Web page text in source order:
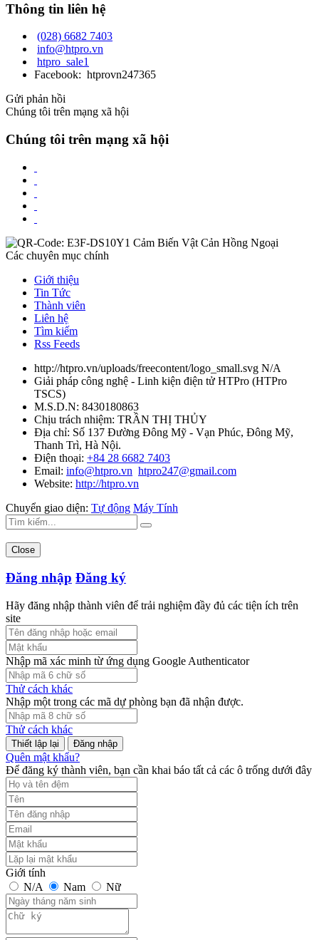
Thông tin liên hệ
(028) 6682 7403
info@htpro.vn
htpro_sale1
Facebook: htprovn247365
Gửi phản hồi
Chúng tôi trên mạng xã hội
Chúng tôi trên mạng xã hội
Các chuyên mục chính
Giới thiệu
Tin Tức
Thành viên
Liên hệ
Tìm kiếm
Rss Feeds
http://htpro.vn/uploads/freecontent/logo_small.svg N/A
Giải pháp công nghệ - Linh kiện điện tử HTPro (HTPro
TSCS)
M.S.D.N: 8430180863
Chịu trách nhiệm: TRẦN THỊ THỦY
Địa chỉ: Số 137 Đường Đông Mỹ - Vạn Phúc, Đông Mỹ,
Thanh Trì, Hà Nội.
Điện thoại: +84 28 6682 7403
Email: info@htpro.vn htpro247@gmail.com
Website: http://htpro.vn
Chuyển giao diện: Tự động Máy Tính
Close
Đăng nhập Đăng ký
Hãy đăng nhập thành viên để trải nghiệm đầy đủ các tiện ích trên
site
Nhập mã xác minh từ ứng dụng Google Authenticator
Thử cách khác
Nhập một trong các mã dự phòng bạn đã nhận được.
Thử cách khác
Đăng nhập
Quên mật khẩu?
Để đăng ký thành viên, bạn cần khai báo tất cả các ô trống dưới đây
Giới tính
N/A
Nam Nữ